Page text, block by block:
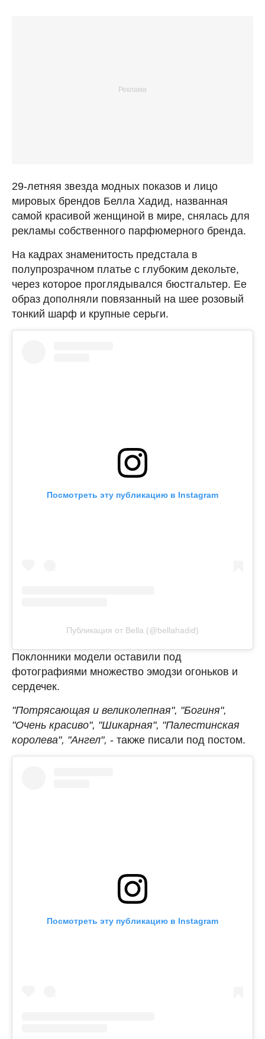
29-летняя звезда модных показов и лицо
мировых брендов Белла Хадид, названная
самой красивой женщиной в мире, снялась для
рекламы собственного парфюмерного бренда.
На кадрах знаменитость предстала в
полупрозрачном платье с глубоким декольте,
через которое проглядывался бюстгальтер. Ее
образ дополняли повязанный на шее розовый
тонкий шарф и крупные серьги.
Посмотреть эту публикацию в Instagram
Публикация от Bella (@bellahadid)
Поклонники модели оставили под
фотографиями множество эмодзи огоньков и
сердечек.
"Потрясающая и великолепная", "Богиня",
"Очень красиво", "Шикарная", "Палестинская
королева", "Ангел", - также писали под постом.
Посмотреть эту публикацию в Instagram